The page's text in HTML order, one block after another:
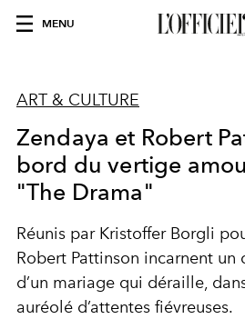
MENU
ART & CULTURE
Zendaya et Robert
bord du vertige
"The Drama"
Réunis par Kristoffer Borgli
Robert Pattinson incarnent
d’un mariage qui déraille,
auréolé d’attentes fiévreuses.